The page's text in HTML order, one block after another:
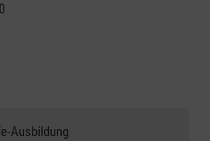
Ausbildung